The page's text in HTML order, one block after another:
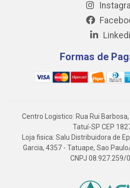
Formas de
Centro Logistico: Rua Rui
Tatuí-SP CEP
Loja fisica: Salu Distribuidora de
Garcia, 4357 - Tatuape, Sao
CNPJ 08.927.259/